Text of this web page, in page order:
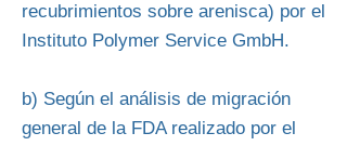
recubrimientos sobre arenisca) por el
Instituto Polymer Service GmbH.
b) Según el análisis de migración
general de la FDA realizado por el